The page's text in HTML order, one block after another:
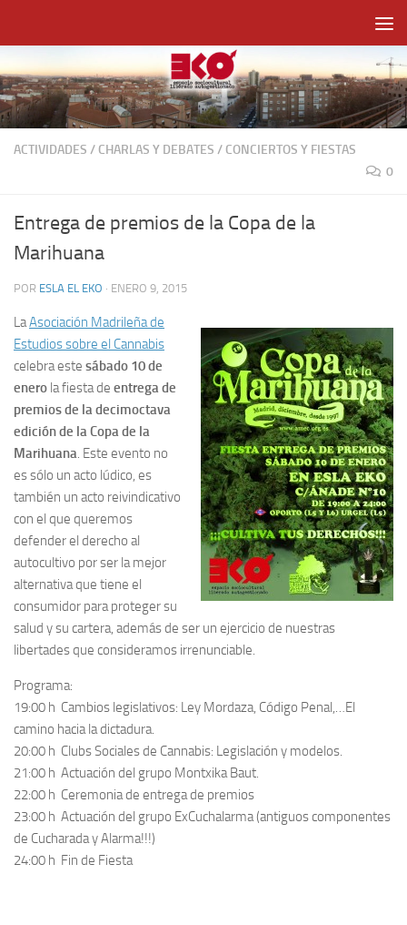
ACTIVIDADES / CHARLAS Y DEBATES / CONCIERTOS Y FIESTAS
0
Entrega de premios de la Copa de la
Marihuana
POR ESLA EL EKO · ENERO 9, 2015
LaAsociación Madrileña de
Estudios sobre el Cannabis
celebra este sábado 10 de
enero la fiesta de entrega de
premios de la decimoctava
edición de la Copa de la
Marihuana. Este evento no
es sólo un acto lúdico, es
también un acto reivindicativo
con el que queremos
defender el derecho al
autocultivo por ser la mejor
alternativa que tiene el
consumidor para proteger su
salud y su cartera, además de ser un ejercicio de nuestras
libertades que consideramos irrenunciable.
Programa:
19:00 h Cambios legislativos: Ley Mordaza, Código Penal,…El
camino hacia la dictadura.
20:00 h Clubs Sociales de Cannabis: Legislación y modelos.
21:00 h Actuación del grupo Montxika Baut.
22:00 h Ceremonia de entrega de premios
23:00 h Actuación del grupo ExCuchalarma (antiguos componentes
de Cucharada y Alarma!!!)
24:00 h Fin de Fiesta